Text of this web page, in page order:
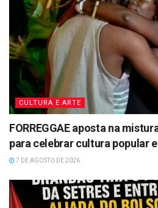
CULTURA E ARTE
FORREGGAE aposta na
para celebrar cultura popular
7 DE AGOSTO DE 2026